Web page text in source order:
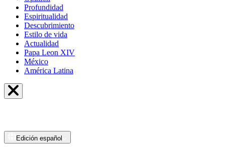
Profundidad
Espiritualidad
Descubrimiento
Estilo de vida
Actualidad
Papa Leon XIV
México
América Latina
Edición español